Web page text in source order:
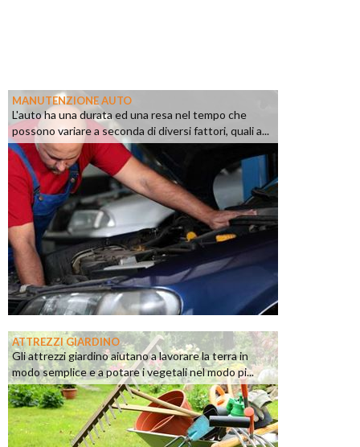
MANUTENZIONE AUTO
L'auto ha una durata ed una resa nel tempo che
possono variare a seconda di diversi fattori, quali a...
ATTREZZI GIARDINO
Gli attrezzi giardino aiutano a lavorare la terra in
modo semplice e a potare i vegetali nel modo pi...